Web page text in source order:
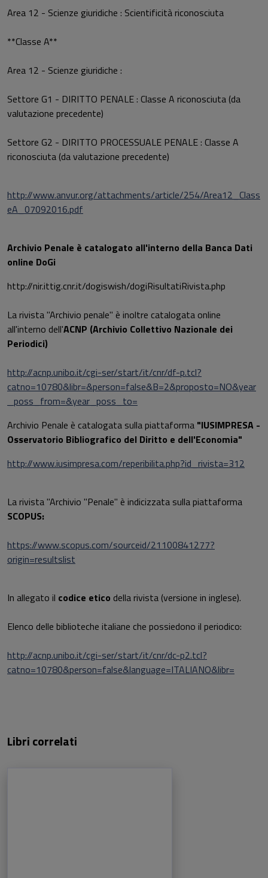
Area 12 - Scienze giuridiche : Scientificità riconosciuta
**Classe A**
Area 12 - Scienze giuridiche :
Settore G1 - DIRITTO PENALE : Classe A riconosciuta (da
valutazione precedente)
Settore G2 - DIRITTO PROCESSUALE PENALE : Classe A
riconosciuta (da valutazione precedente)
http://www.anvur.org/attachments/article/254/Area12_Class
eA_07092016.pdf
Archivio Penale è catalogato all'interno della Banca Dati
online DoGi
http://nir.ittig.cnr.it/dogiswish/dogiRisultatiRivista.php
La rivista "Archivio penale" è inoltre catalogata online
all'interno dell'ACNP (Archivio Collettivo Nazionale dei
Periodici)
http://acnp.unibo.it/cgi-ser/start/it/cnr/df-p.tcl?
catno=10780&libr=&person=false&B=2&proposto=NO&year
_poss_from=&year_poss_to=
Archivio Penale è catalogata sulla piattaforma "IUSIMPRESA -
Osservatorio Bibliografico del Diritto e dell'Economia"
http://www.iusimpresa.com/reperibilita.php?id_rivista=312
La rivista "Archivio "Penale" è indicizzata sulla piattaforma
SCOPUS:
https://www.scopus.com/sourceid/21100841277?
origin=resultslist
In allegato il codice etico della rivista (versione in inglese).
Elenco delle biblioteche italiane che possiedono il periodico:
http://acnp.unibo.it/cgi-ser/start/it/cnr/dc-p2.tcl?
catno=10780&person=false&language=ITALIANO&libr=
Libri correlati